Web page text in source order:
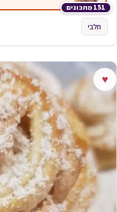
151 מתכונים
חלבי
♥